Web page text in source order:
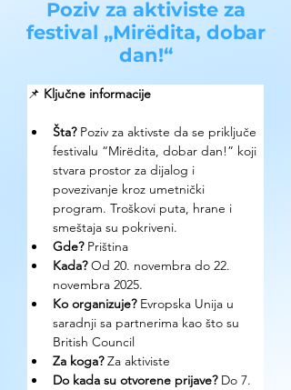
Poziv za aktiviste za
festival „Mirëdita, dobar
dan!“
📌 Ključne informacije
Šta? Poziv za aktivste da se priključe
festivalu “Mirëdita, dobar dan!” koji
stvara prostor za dijalog i
povezivanje kroz umetnički
program. Troškovi puta, hrane i
smeštaja su pokriveni.
Gde? Priština
Kada? Od 20. novembra do 22.
novembra 2025.
Ko organizuje? Evropska Unija u
saradnji sa partnerima kao što su
British Council
Za koga? Za aktiviste
Do kada su otvorene prijave? Do 7.